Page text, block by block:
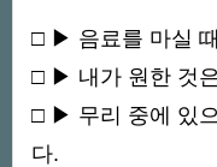
□ ▶ 음료를 마실
□ ▶ 내가 원한 것
□ ▶ 무리 중에 있
다.